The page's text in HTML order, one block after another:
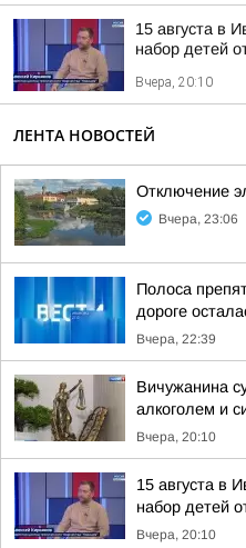
15 августа в
набор детей
Вчера, 20:10
ЛЕНТА НОВОСТЕЙ
Отключение
Вчера, 23:06
Полоса
дороге
Вчера, 22:39
Вичужанина
алкоголем и
Вчера, 20:10
15 августа в
набор детей
Вчера, 20:10